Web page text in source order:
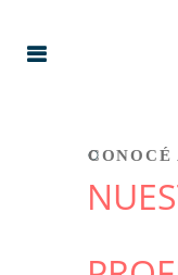
CONOCÉ